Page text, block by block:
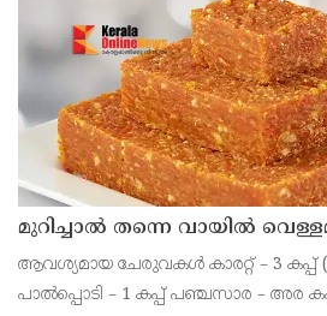
ചടങ്ങിൽ പങ്കെടുക്കും. 14,707 ഏക്കർ
മുറിച്ചാൽ തന്നെ വായിൽ
ആവശ്യമായ ചേരുവകൾ കാരറ്റ് – 3 കപ്പ്
പാൽപ്പൊടി – 1 കപ്പ് പഞ്ചസാര – അര